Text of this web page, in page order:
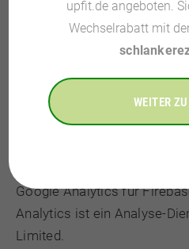
Gerätekennzeichnung für
oder IDFA, beispielsweise);
Verarbeitungsort: Irland –
Opt Out
Google Analytics für
Analytics ist ein Analyse-
Limited.
upfit.de angeboten.
Wechselrabatt mit
WEITER